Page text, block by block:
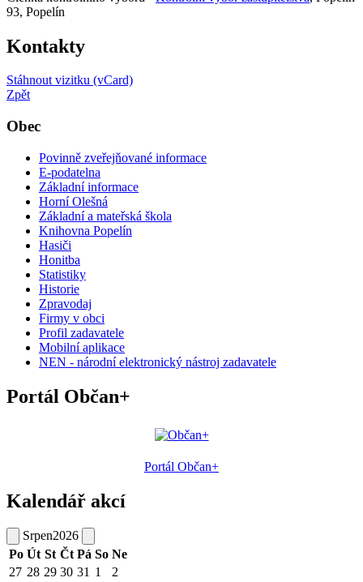
93, Popelín
Kontakty
Stáhnout vizitku (vCard)
Zpět
Obec
Povinně zveřejňované informace
E-podatelna
Základní informace
Horní Olešná
Základní a mateřská škola
Knihovna Popelín
Hasiči
Honitba
Statistiky
Historie
Zpravodaj
Firmy v obci
Profil zadavatele
Mobilní aplikace
NEN - národní elektronický nástroj zadavatele
Portál Občan+
Portál Občan+
Kalendář akcí
Srpen2026
Po Út St Čt Pá So Ne
27 28 29 30 31 1
2